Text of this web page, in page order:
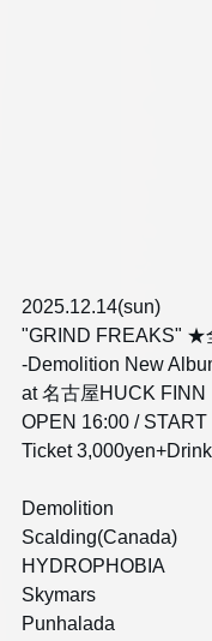
2025.12.14(sun)
"GRIND FREAKS" ★
-Demolition New
at 名古屋HUCK FINN
OPEN 16:00 / START
Ticket 3,000yen+Drink
Demolition
Scalding(Canada)
HYDROPHOBIA
Skymars
Punhalada